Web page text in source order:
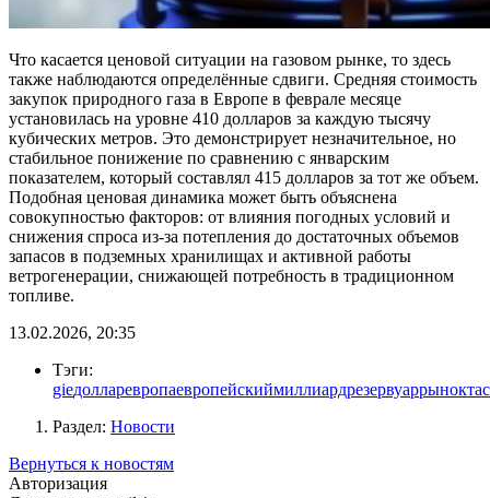
Что касается ценовой ситуации на газовом рынке, то здесь
также наблюдаются определённые сдвиги. Средняя стоимость
закупок природного газа в Европе в феврале месяце
установилась на уровне 410 долларов за каждую тысячу
кубических метров. Это демонстрирует незначительное, но
стабильное понижение по сравнению с январским
показателем, который составлял 415 долларов за тот же объем.
Подобная ценовая динамика может быть объяснена
совокупностью факторов: от влияния погодных условий и
снижения спроса из-за потепления до достаточных объемов
запасов в подземных хранилищах и активной работы
ветрогенерации, снижающей потребность в традиционном
топливе.
13.02.2026, 20:35
Тэги:
gieдолларевропаевропейскиймиллиардрезервуаррынок
Раздел: Новости
Вернуться к новостям
Авторизация